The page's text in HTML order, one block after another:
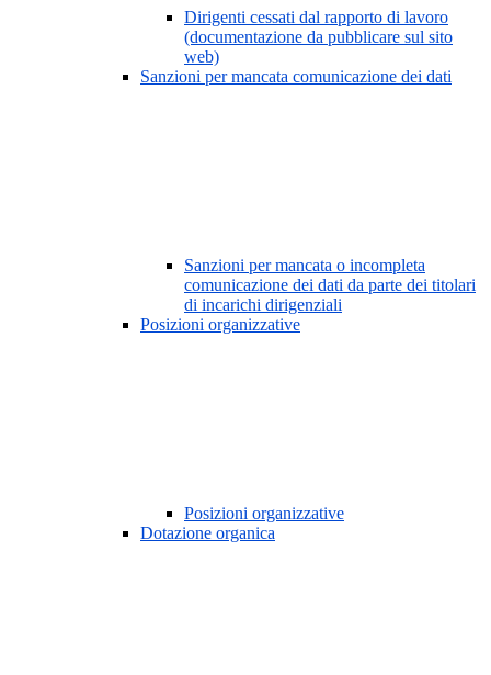
Dirigenti cessati dal rapporto di lavoro
(documentazione da pubblicare sul sito
web)
Sanzioni per mancata comunicazione dei dati
Sanzioni per mancata o incompleta
comunicazione dei dati da parte dei titolari
di incarichi dirigenziali
Posizioni organizzative
Posizioni organizzative
Dotazione organica